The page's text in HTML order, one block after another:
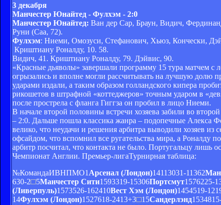
3 декабря
Манчестер Юнайтед - Фулхэм - 2:0
Манчестер Юнайтед: Ван дер Сар, Браун, Видич,
Руни (Саа, 72).
Фулхэм: Ниеми, Омозуси, Стефанович, Хьюз, Кончески,
Криштиану Роналду, 10. 58.
Видич, 41. Криштиану Роналду, 79. Дэйвис, 90.
«Красные дьяволы» завершали программу 15 тура матчем
огрызались и вполне могли рассчитывать на лучшую долю
ударами издали, а таким образом голландского кипера
рикошетов в штрафной «коттеджеров» точным ударом в
после прострела с фланга Гиггза он пробил в лицо Ниеми.
В начале второй половины встречи хозяева забили во
– 2:0. Дальше пошла классика жанра – подопечные Алекса
велико, что неудачи и решения арбитра выводили хозяев
офсайдом, что вспомнил все ругательства мира, а
арбитр посчитал, что контакта не было. Португальцу лишь
Чемпионат Англии. Премьер-лигаТурнирная таблица:
№КомандаИВНПМО1 Арсенал (Лондон)14113031-11362
630-2
5Манчестер Сити1593319-15306Портсмут1576225-
(Ливерпуль)1573526-162410Вест Хэм (Лондон)1454519-
14Фулхэм (Лондон)1527618-2413+3 15Сандерлэнд